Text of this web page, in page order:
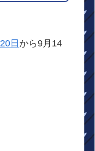
20日 から9月14